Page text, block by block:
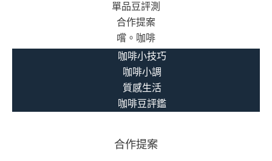
單品豆評測
合作提案
嚐。咖啡
咖啡小技巧
咖啡小調
質感生活
咖啡豆評鑑
合作提案